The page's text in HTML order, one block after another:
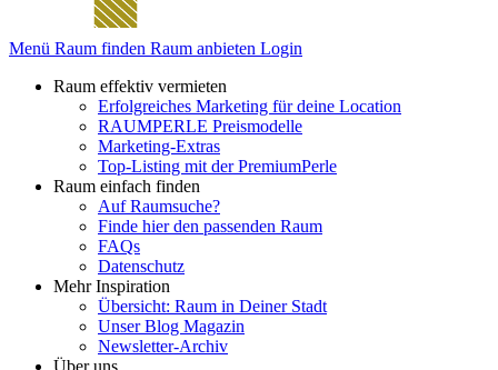
Menü Raum finden Raum anbieten Login
Raum effektiv vermieten
Erfolgreiches Marketing für deine Location
RAUMPERLE Preismodelle
Marketing-Extras
Top-Listing mit der PremiumPerle
Raum einfach finden
Auf Raumsuche?
Finde hier den passenden Raum
FAQs
Datenschutz
Mehr Inspiration
Übersicht: Raum in Deiner Stadt
Unser Blog Magazin
Newsletter-Archiv
Über uns